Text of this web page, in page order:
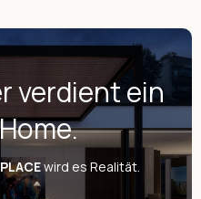
verdient ein
wird es Realität.